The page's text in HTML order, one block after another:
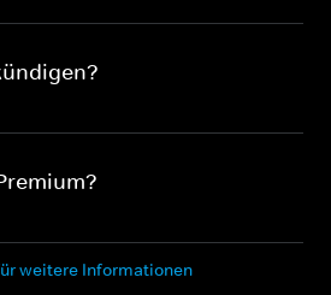
weitere Informationen